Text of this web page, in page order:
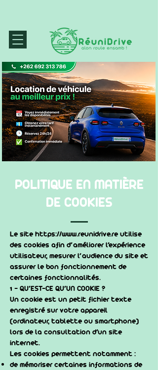
POLITIQUE EN MATIÈRE
DE COOKIES
Le site https://www.reunidrive.re utilise
des cookies afin d’améliorer l’expérience
utilisateur, mesurer l’audience du site et
assurer le bon fonctionnement de
certaines fonctionnalités.
1 - QU’EST-CE QU’UN COOKIE ?
Un cookie est un petit fichier texte
enregistré sur votre appareil
(ordinateur, tablette ou smartphone)
lors de la consultation d’un site
internet.
Les cookies permettent notamment :
de mémoriser certaines informations de